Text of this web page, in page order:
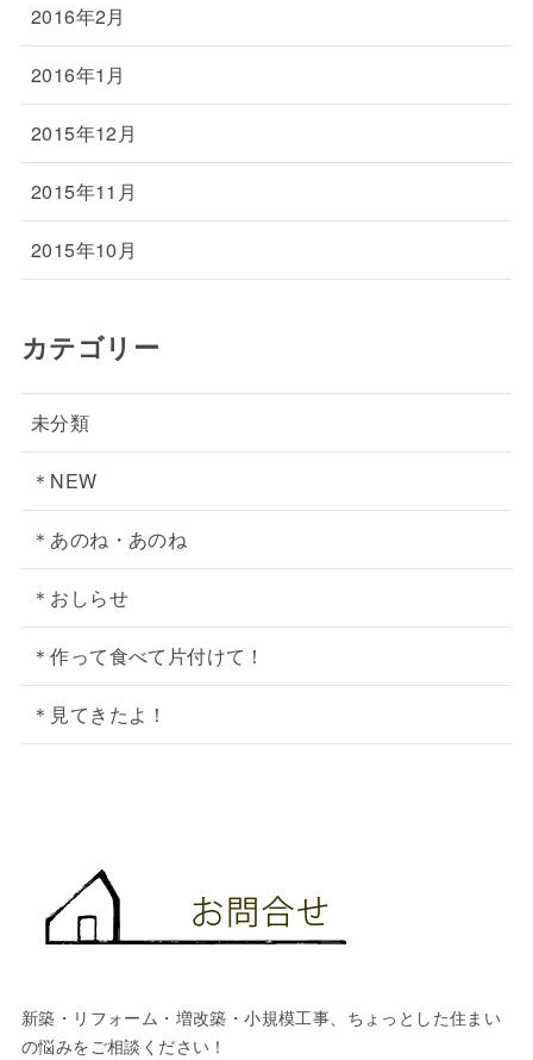
2016年2月
2016年1月
2015年12月
2015年11月
2015年10月
カテゴリー
未分類
＊NEW
＊あのね・あのね
＊おしらせ
＊作って食べて片付けて！
＊見てきたよ！
新築・リフォーム・増改築・小規模工事、ちょっとした住まい
の悩みをご相談ください！